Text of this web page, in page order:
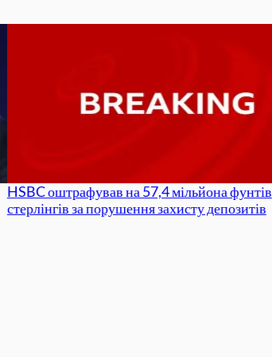
HSBC оштрафував на 57,4 мільйона фунтів
стерлінгів за порушення захисту депозитів